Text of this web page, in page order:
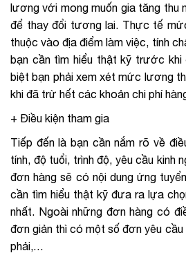
lương với mong muốn gia tăng thu
để thay đổi tương lai. Thực tế
thuộc vào địa điểm làm việc, tính
bạn cần tìm hiểu thật kỹ trước khi
biệt bạn phải xem xét mức lương
khi đã trừ hết các khoản chi phí
+ Điều kiện tham gia
Tiếp đến là bạn cần nắm rõ về
tính, độ tuổi, trình độ, yêu cầu kinh
đơn hàng sẽ có nội dung ứng
cần tìm hiểu thật kỹ đưa ra lựa
nhất. Ngoài những đơn hàng có
đơn giản thì có một số đơn yêu
phải,…